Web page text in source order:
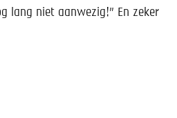
lang niet aanwezig!” En zeker